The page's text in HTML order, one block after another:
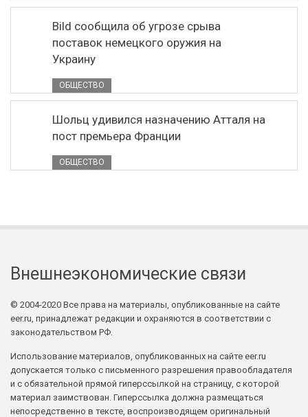
Bild сообщила об угрозе срыва
поставок немецкого оружия на
Украину
ОБЩЕСТВО
Шольц удивился назначению Атталя на
пост премьера Франции
ОБЩЕСТВО
Внешнеэкономические связи
© 2004-2020 Все права на материалы, опубликованные на сайте
eer.ru, принадлежат редакции и охраняются в соответствии с
законодательством РФ.
Использование материалов, опубликованных на сайте eer.ru
допускается только с письменного разрешения правообладателя
и с обязательной прямой гиперссылкой на страницу, с которой
материал заимствован. Гиперссылка должна размещаться
непосредственно в тексте, воспроизводящем оригинальный